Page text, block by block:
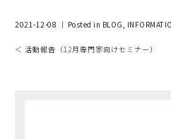
2021-12-08 ｜ Posted in BLOG,
＜ 活動報告（12月専門家向けセミナー）